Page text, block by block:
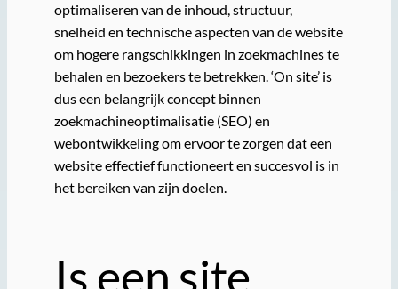
optimaliseren van de inhoud, structuur,
snelheid en technische aspecten van de website
om hogere rangschikkingen in zoekmachines te
behalen en bezoekers te betrekken. ‘On site’ is
dus een belangrijk concept binnen
zoekmachineoptimalisatie (SEO) en
webontwikkeling om ervoor te zorgen dat een
website effectief functioneert en succesvol is in
het bereiken van zijn doelen.
Is een site